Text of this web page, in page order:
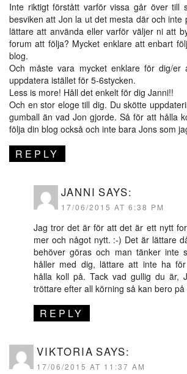
Inte riktigt förstått varför vissa går över till
besviken att Jon la ut det mesta där och inte
lättare att använda eller varför väljer ni att
forum att följa? Mycket enklare att enbart
blog.
Och måste vara mycket enklare för dig/
uppdatera istället för 5-6stycken.
Less is more! Håll det enkelt för dig Janni!!
Och en stor eloge till dig. Du skötte
gumball än vad Jon gjorde. Så för att hålla
följa din blog också och inte bara Jons som
REPLY
JANNI SAYS:
17/06/2015 AT 6:38 PM
Jag tror det är för att det är ett nytt
mer och något nytt. :-) Det är lättare
behöver göras och man tänker inte
håller med dig, lättare att inte ha
hålla koll på. Tack vad gullig du är,
tröttare efter all körning så kan bero
REPLY
VIKTORIA SAYS:
17/06/2015 AT 11:37 AM